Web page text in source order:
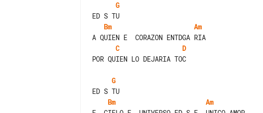
G
Bm
Am
C
D
POR QUIEN LO DEJARIA TOC
G
Bm
Am